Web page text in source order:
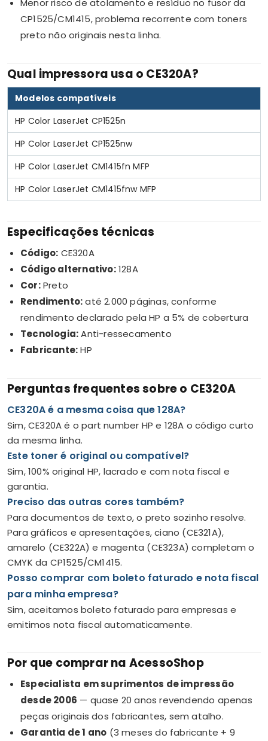
CP1525/CM1415, problema recorrente com toners
preto não originais nesta linha.
Qual impressora usa o CE320A?
Modelos compatíveis
HP Color LaserJet CP1525n
HP Color LaserJet CP1525nw
HP Color LaserJet CM1415fn MFP
HP Color LaserJet CM1415fnw MFP
Especificações técnicas
Código: CE320A
Código alternativo:128A
Cor:Preto
Rendimento:até 2.000 páginas, conforme
rendimento declarado pela HP a 5% de cobertura
Tecnologia:Anti-ressecamento
Fabricante:HP
Perguntas frequentes sobre o CE320A
CE320A é a mesma coisa que 128A?
Sim, CE320A é o part number HP e 128A o código curto
da mesma linha.
Este toner é original ou compatível?
Sim, 100% original HP, lacrado e com nota fiscal e
garantia.
Preciso das outras cores também?
Para documentos de texto, o preto sozinho resolve.
Para gráficos e apresentações, ciano (CE321A),
amarelo (CE322A) e magenta (CE323A) completam o
CMYK da CP1525/CM1415.
Posso comprar com boleto faturado e nota fiscal
para minha empresa?
Sim, aceitamos boleto faturado para empresas e
emitimos nota fiscal automaticamente.
Por que comprar na AcessoShop
Especialista em suprimentos de impressão
desde 2006 — quase 20 anos revendendo apenas
peças originais dos fabricantes, sem atalho.
Garantia de 1 ano (3 meses do fabricante + 9